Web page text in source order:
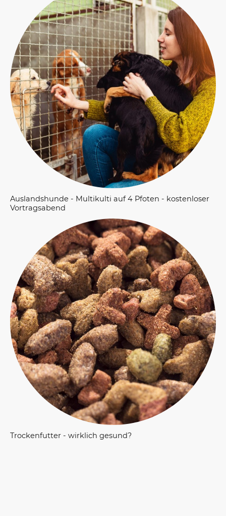
Auslandshunde - Multikulti auf 4 Pfoten - kostenloser
Vortragsabend
Trockenfutter - wirklich gesund?